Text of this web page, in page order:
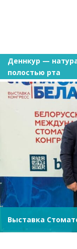
Деннкур —
полостью рта
Выставка